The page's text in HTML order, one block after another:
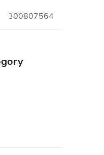
300807564